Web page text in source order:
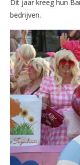
Dit jaar kreeg hun
bedrijven.